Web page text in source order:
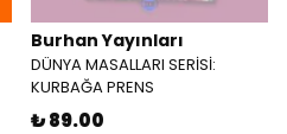
Burhan Yayınları
DÜNYA MASALLARI SERİSİ:
KURBAĞA PRENS
₺ 89.00